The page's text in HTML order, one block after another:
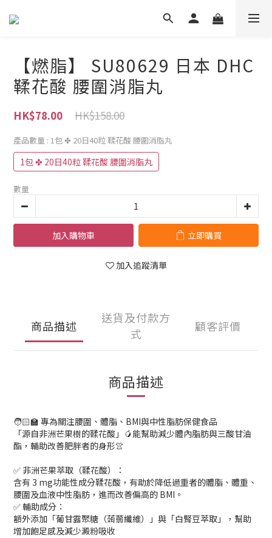
【燃脂】 SU80629 日本 DHC
鞣花酸 腰圍消脂丸
HK$158.00
HK$78.00
產品數量 : 1包 ✤ 20日40粒 鞣花酸 腰圍消脂丸
1包 ✤ 20日40粒 鞣花酸 腰圍消脂丸
數量
加入購物車 立即購買
加入追蹤清單
商品描述
送貨及付款方
式
顧客評價
商品描述
🧑🏻‍🏫 專為關注腰圍、體脂、BMI與中性脂肪保健食品
「源自非洲芒果樹的鞣花酸」🥭能幫助減少體內脂肪與三酸甘油
酯，輔助改善肥胖者的身形👚
✅ 非洲芒果萃取（鞣花酸）：
含有 3 mg功能性成分鞣花酸，有助於降低過重者的體脂、體重、
腰圍及血液中性脂肪，進而改善偏高的 BMI。
✅ 輔助成分：
額外添加「葡甘露聚糖（蒟蒻纖維）」與「白腎豆萃取」，幫助
增加飽足感及減少澱粉吸收